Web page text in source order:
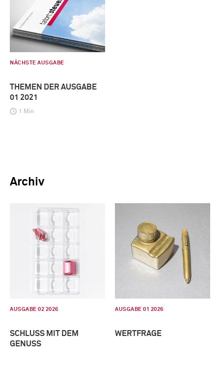
NÄCHSTE AUSGABE
THEMEN DER AUSGABE
01 2021
1 Min
Archiv
AUSGABE 02 2026
SCHLUSS MIT DEM
GENUSS
AUSGABE 01 2026
WERTFRAGE